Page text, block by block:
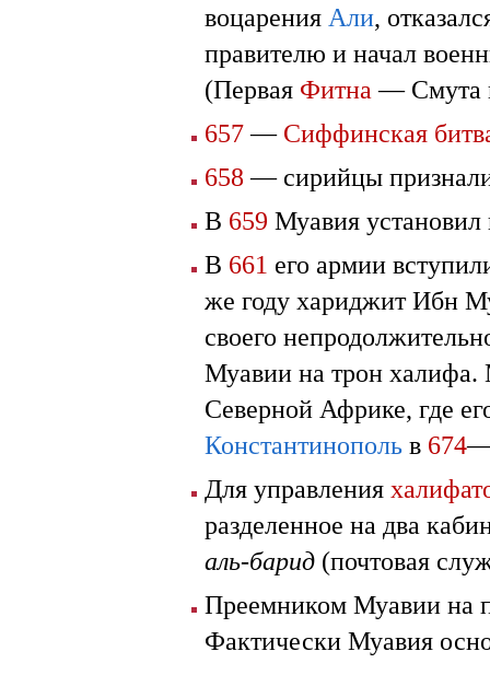
воцарения Али,
правителю и начал
(Первая Фитна — Смута
657— Сиффинская
658 — сирийцы
В 659 Муавия
В 661 его армии
же году хариджит Ибн
своего
Муавии на трон халифа.
Северной Африке, где
Константинополь в 674
Для управления
разделенное на два
аль-барид (почтовая
Преемником Муавии на
Фактически Муавия